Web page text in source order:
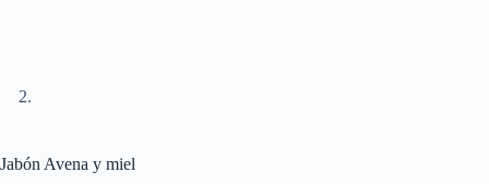
Jabón Avena y miel